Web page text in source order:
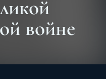
войне